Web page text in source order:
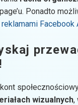
Ponadto
reklamami
wizualnych,